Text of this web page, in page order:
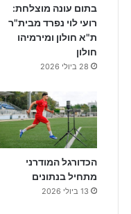
בתום עונה מוצלחת:
רועי לוי נפרד מבית"ר
ת"א חולון ומירמיהו
חולון
28 ביולי 2026
הכדורגל המודרני
מתחיל בנתונים
13 ביולי 2026